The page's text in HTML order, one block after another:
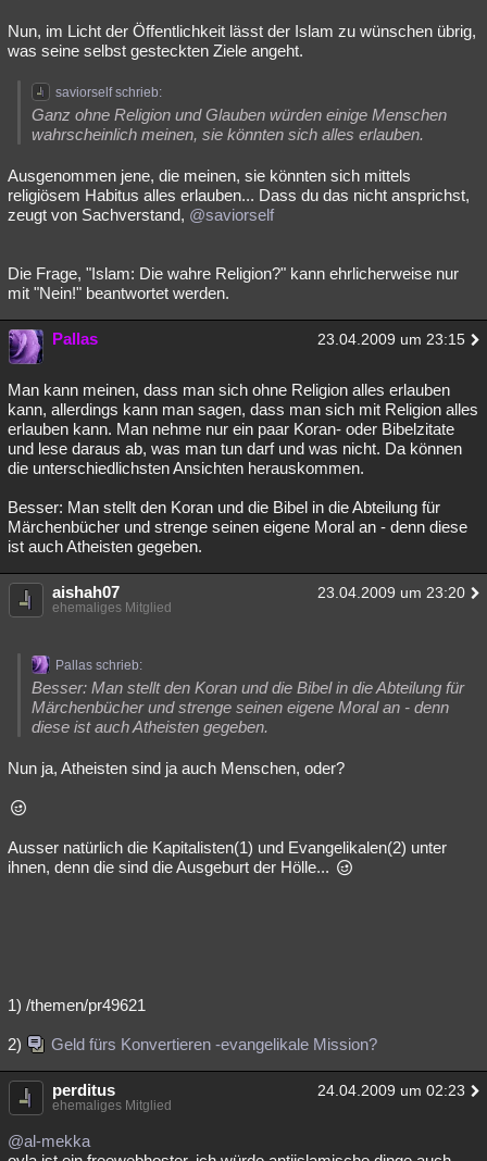
Nun, im Licht der Öffentlichkeit lässt der Islam zu wünschen übrig,
was seine selbst gesteckten Ziele angeht.
saviorself schrieb:
Ganz ohne Religion und Glauben würden einige Menschen
wahrscheinlich meinen, sie könnten sich alles erlauben.
Ausgenommen jene, die meinen, sie könnten sich mittels
religiösem Habitus alles erlauben... Dass du das nicht ansprichst,
zeugt von Sachverstand, @saviorself
Die Frage, "Islam: Die wahre Religion?" kann ehrlicherweise nur
mit "Nein!" beantwortet werden.
Pallas 23.04.2009 um 23:15
Man kann meinen, dass man sich ohne Religion alles erlauben
kann, allerdings kann man sagen, dass man sich mit Religion alles
erlauben kann. Man nehme nur ein paar Koran- oder Bibelzitate
und lese daraus ab, was man tun darf und was nicht. Da können
die unterschiedlichsten Ansichten herauskommen.
Besser: Man stellt den Koran und die Bibel in die Abteilung für
Märchenbücher und strenge seinen eigene Moral an - denn diese
ist auch Atheisten gegeben.
aishah07 23.04.2009 um 23:20
ehemaliges Mitglied
Pallas schrieb:
Besser: Man stellt den Koran und die Bibel in die Abteilung für
Märchenbücher und strenge seinen eigene Moral an - denn
diese ist auch Atheisten gegeben.
Nun ja, Atheisten sind ja auch Menschen, oder?
Ausser natürlich die Kapitalisten(1) und Evangelikalen(2) unter
ihnen, denn die sind die Ausgeburt der Hölle...
1) /themen/pr49621
2) Geld fürs Konvertieren -evangelikale Mission?
perditus 24.04.2009 um 02:23
ehemaliges Mitglied
@al-mekka